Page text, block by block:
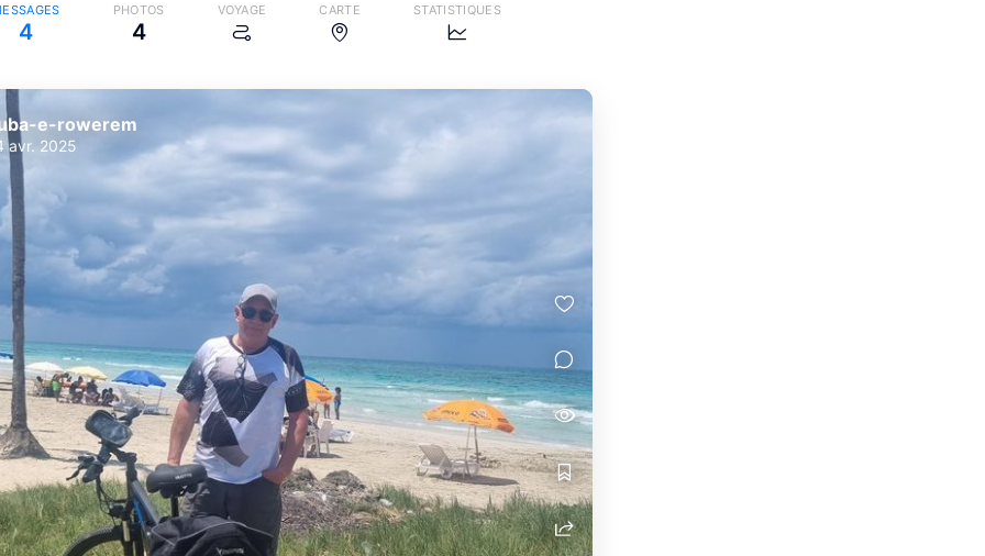
4
PHOTOS
4
VOYAGE CARTE STATISTIQUES
e-rowerem
avr. 2025